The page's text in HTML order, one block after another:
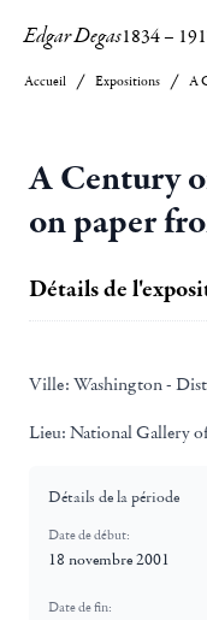
Edgar Degas1834–
Accueil Expositions
A Century
on paper
Détails de
Ville: Washington -
Lieu: National Gallery
Détails de la période
Date de début:
18 novembre 2001
Date de fin: